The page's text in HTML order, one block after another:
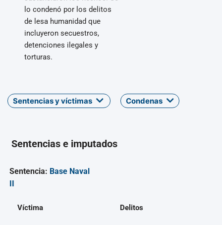
lo condenó por los delitos
de lesa humanidad que
incluyeron secuestros,
detenciones ilegales y
torturas.
Sentencias y víctimas Condenas
Sentencias e imputados
Sentencia: Base Naval
II
Víctima Delitos